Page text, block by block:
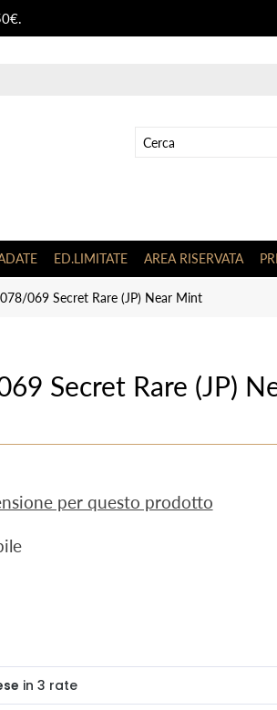
ED.LIMITATE AREA RISERVATA
069 Secret Rare (JP) Near Mint
Secret Rare (JP)
per questo prodotto